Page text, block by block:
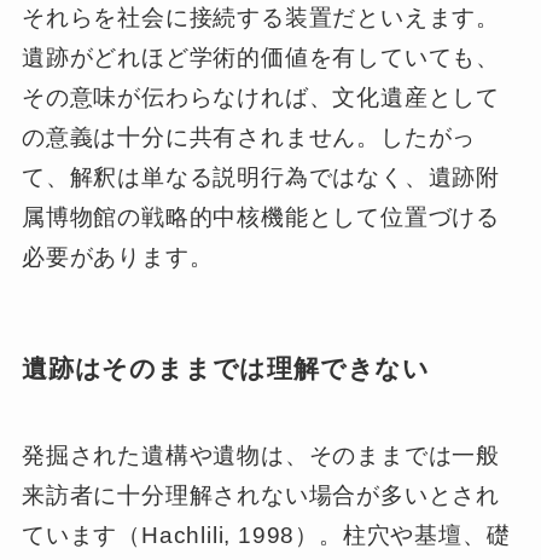
それらを社会に接続する装置だといえます。
遺跡がどれほど学術的価値を有していても、
その意味が伝わらなければ、文化遺産として
の意義は十分に共有されません。したがっ
て、解釈は単なる説明行為ではなく、遺跡附
属博物館の戦略的中核機能として位置づける
必要があります。
遺跡はそのままでは理解できない
発掘された遺構や遺物は、そのままでは一般
来訪者に十分理解されない場合が多いとされ
ています（Hachlili, 1998）。柱穴や基壇、礎